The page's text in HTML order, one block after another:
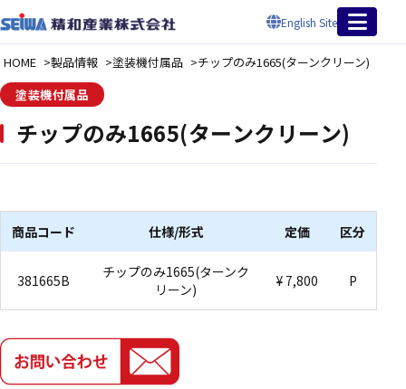
English Site
HOME 製品情報 塗装機付属品
チップのみ1665(ターンクリーン)
塗装機付属品
チップのみ1665(ターンクリーン)
商品コード 仕様/形式 定価 区分
381665B
チップのみ1665(ターンク
リーン)
¥ 7,800 P